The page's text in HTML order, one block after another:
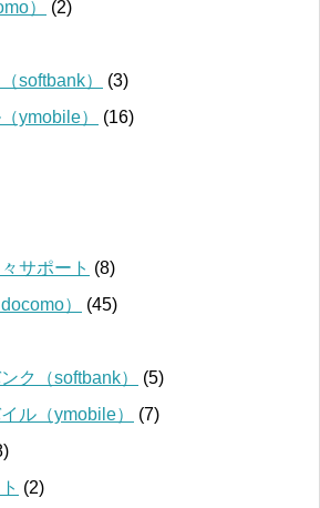
）
(2)
softbank）
(3)
ymobile）
(16)
サポート (8)
）
(45)
ク（softbank）
(5)
ル（ymobile）
(7)
(2)